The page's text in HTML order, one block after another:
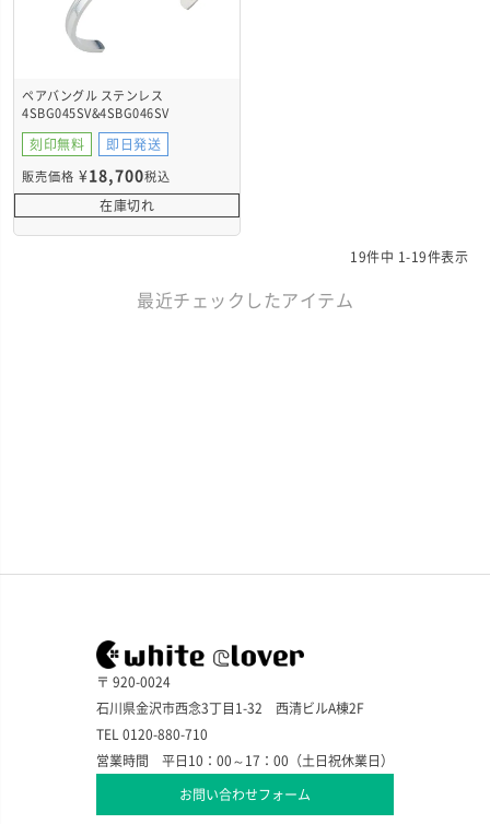
ペアバングル ステンレス
4SBG045SV&4SBG046SV
刻印無料 即日発送
販売価格 ¥18,700税込
在庫切れ
19件中 1 -19件表示
最近チェックしたアイテム
〒 920-0024
石川県金沢市西念3丁目1-32 西清ビルA棟2F
TEL 0120-880-710
営業時間 平日10：00～17：00（土日祝休業日）
お問い合わせフォーム